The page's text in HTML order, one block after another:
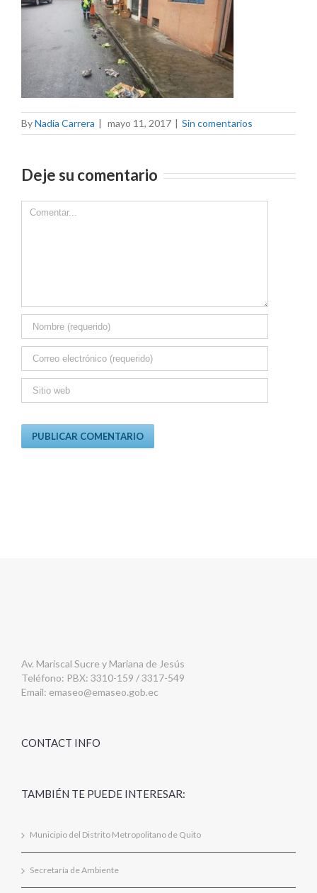
ByNadia Carrera | mayo 11, 2017 | Sin comentarios
Deje su comentario
Comment
Av. Mariscal Sucre y Mariana de Jesús
Teléfono: PBX: 3310-159 / 3317-549
Email: emaseo@emaseo.gob.ec
CONTACT INFO
TAMBIÉN TE PUEDE INTERESAR:
Municipio del Distrito Metropolitano de Quito
Secretaría de Ambiente